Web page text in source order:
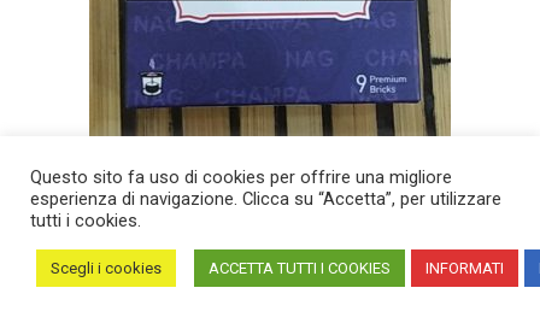
Incenso mattoncini Nag Champa
€5,00
Marca: Aromafume
Questo sito fa uso di cookies per offrire una migliore
esperienza di navigazione. Clicca su “Accetta”, per utilizzare
tutti i cookies.
Scegli i cookies ACCETTA TUTTI I COOKIES INFORMATI
Phone Email FacebookInstagramGoogle